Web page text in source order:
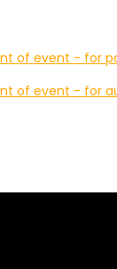
of event - for
of event - for